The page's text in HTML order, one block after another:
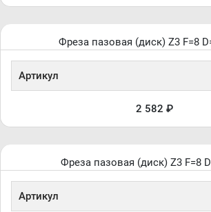
Фреза пазовая (диск) Z3 F=8
Артикул
2 582 ₽
Фреза пазовая (диск) Z3 F=8
Артикул